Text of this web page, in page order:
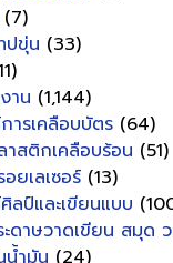
(7)
ปขุ่น (33)
าน (1,144)
รเคลือบบัตร (64)
สติกเคลือบร้อน (51)
ยเลเซอร์ (13)
ป์และเขียนแบบ
ะดาษวาดเขียน สมุด
น้ำมัน (24)